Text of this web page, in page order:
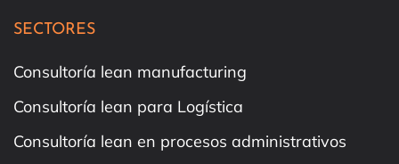
SECTORES
Consultoría lean manufacturing
Consultoría lean para Logística
Consultoría lean en procesos administrativos